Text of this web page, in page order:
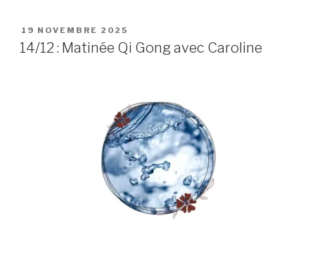
PUBLIÉ
LE
19 NOVEMBRE 2025
14/12 : Matinée Qi Gong avec Caroline